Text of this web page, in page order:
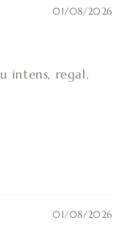
01/08/2026
intens, regal.
01/08/2026